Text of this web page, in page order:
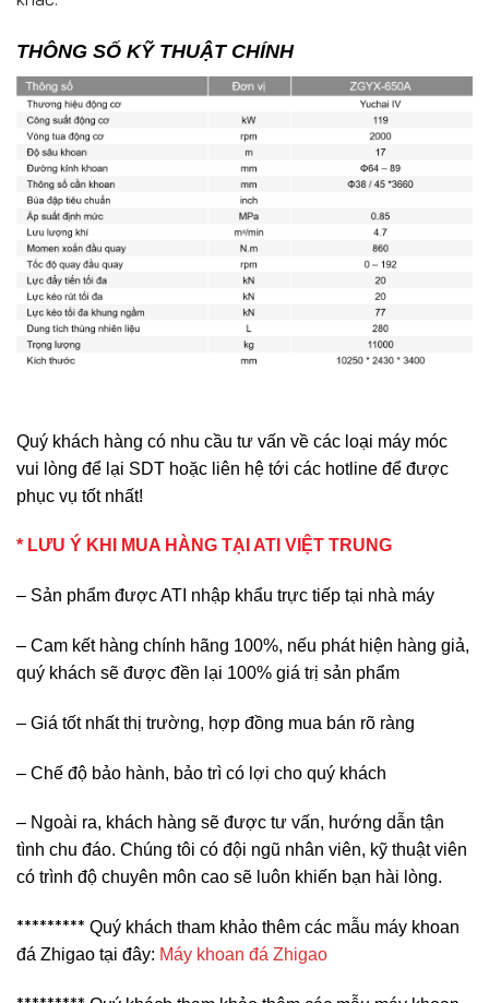
THÔNG SỐ KỸ THUẬT CHÍNH
Quý khách hàng có nhu cầu tư vấn về các loại máy móc
vui lòng để lại SDT hoặc liên hệ tới các hotline để được
phục vụ tốt nhất!
* LƯU Ý KHI MUA HÀNG TẠI ATI VIỆT TRUNG
– Sản phẩm được ATI nhập khẩu trực tiếp tại nhà máy
– Cam kết hàng chính hãng 100%, nếu phát hiện hàng giả,
quý khách sẽ được đền lại 100% giá trị sản phẩm
– Giá tốt nhất thị trường, hợp đồng mua bán rõ ràng
– Chế độ bảo hành, bảo trì có lợi cho quý khách
– Ngoài ra, khách hàng sẽ được tư vấn, hướng dẫn tận
tình chu đáo. Chúng tôi có đội ngũ nhân viên, kỹ thuật viên
có trình độ chuyên môn cao sẽ luôn khiến bạn hài lòng.
********* Quý khách tham khảo thêm các mẫu máy khoan
đá Zhigao tại đây: Máy khoan đá Zhigao